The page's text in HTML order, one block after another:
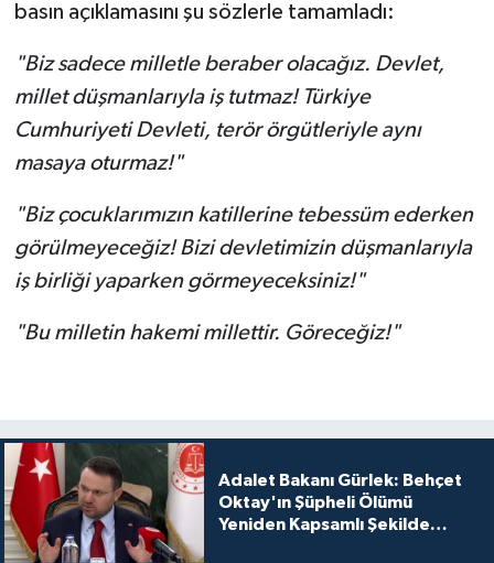
basın açıklamasını şu sözlerle tamamladı:
"Biz sadece milletle beraber olacağız. Devlet,
millet düşmanlarıyla iş tutmaz! Türkiye
Cumhuriyeti Devleti, terör örgütleriyle aynı
masaya oturmaz!"
"Biz çocuklarımızın katillerine tebessüm ederken
görülmeyeceğiz! Bizi devletimizin düşmanlarıyla
iş birliği yaparken görmeyeceksiniz!"
"Bu milletin hakemi millettir. Göreceğiz!"
Adalet Bakanı Gürlek: Behçet
Oktay'ın Şüpheli Ölümü
Yeniden Kapsamlı Şekilde